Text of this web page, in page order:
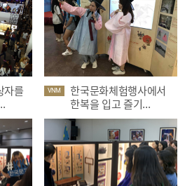
자를
VNM
한국문화체험행사에서
한복을 입고 즐기...